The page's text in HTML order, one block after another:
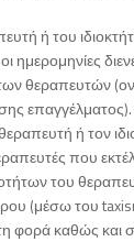
ή του
ημερομηνίες
των θεραπευτών
ή τον
που
του
(μέσω του
φορά καθώς και